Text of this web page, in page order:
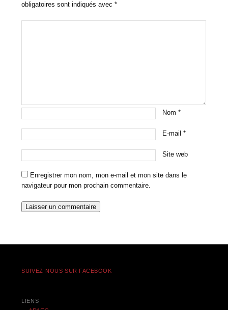
obligatoires sont indiqués avec*
Nom*
E-mail*
Site web
Enregistrer mon nom, mon e-mail et mon site dans le
navigateur pour mon prochain commentaire.
SUIVEZ-NOUS SUR FACEBOOK
LIENS